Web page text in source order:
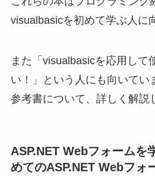
visualbasicを初めて学ぶ人に
また「visualbasicを応用して
い！」という人にも向いてい
参考書について、詳しく解説
ASP.NET Webフォームを
めてのASP.NET Webフォ